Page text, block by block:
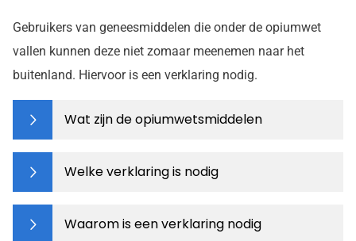
Gebruikers van geneesmiddelen die onder de opiumwet
vallen kunnen deze niet zomaar meenemen naar het
buitenland. Hiervoor is een verklaring nodig.
Wat zijn de opiumwetsmiddelen
Welke verklaring is nodig
Waarom is een verklaring nodig